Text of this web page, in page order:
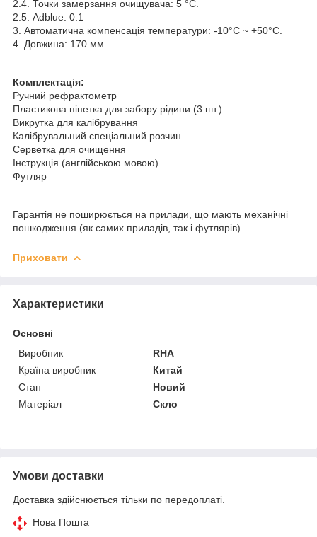
2.4. Точки замерзання очищувача: 5 °С.
2.5. Adblue: 0.1
3. Автоматична компенсація температури: -10°C ~ +50°C.
4. Довжина: 170 мм.
Комплектація:
Ручний рефрактометр
Пластикова піпетка для забору рідини (3 шт.)
Викрутка для калібрування
Калібрувальний спеціальний розчин
Серветка для очищення
Інструкція (англійською мовою)
Футляр
Гарантія не поширюється на прилади, що мають механічні
пошкодження (як самих приладів, так і футлярів).
Приховати
Характеристики
Основні
Виробник
RHA
Країна виробник
Китай
Стан
Новий
Матеріал
Скло
Умови доставки
Доставка здійснюється тільки по передоплаті.
Нова Пошта